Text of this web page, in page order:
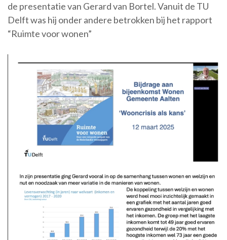
de presentatie van Gerard van Bortel. Vanuit de TU
Delft was hij onder andere betrokken bij het rapport
“Ruimte voor wonen”